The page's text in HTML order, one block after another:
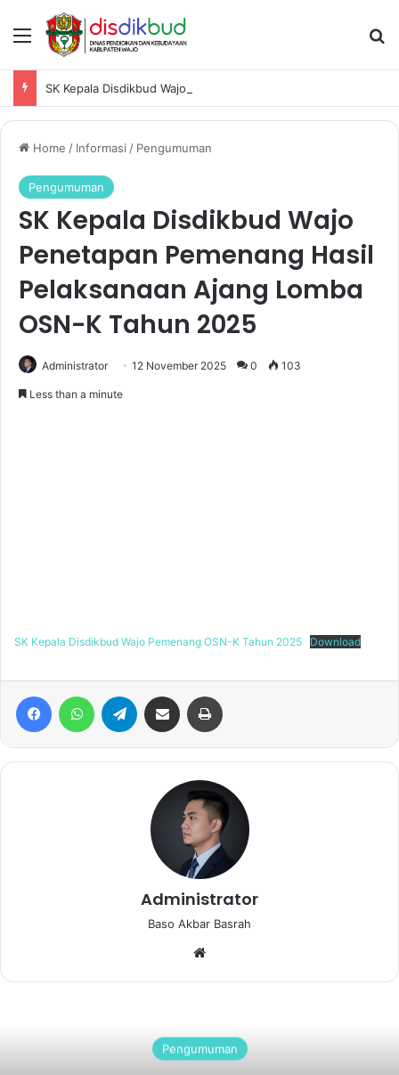
Menu
Home / Informasi / Pengumuman
Pengumuman
SK Kepala Disdikbud Wajo
Penetapan Pemenang Hasil
Pelaksanaan Ajang Lomba
OSN-K Tahun 2025
Administrator 12 November 2025 0 103
Less than a minute
SK Kepala Disdikbud Wajo Pemenang OSN-K Tahun 2025 Download
FacebookWhatsAppTelegram Share via Email
Administrator
Baso Akbar Basrah
Pengumuman